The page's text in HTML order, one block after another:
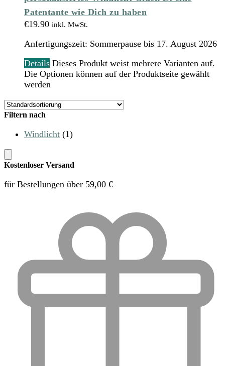
Patentante wie Dich zu haben
€19.90 inkl. MwSt.
Anfertigungszeit: Sommerpause bis 17. August 2026
Details Dieses Produkt weist mehrere Varianten auf.
Die Optionen können auf der Produktseite gewählt
werden
Filtern nach
Windlicht (1)
Kostenloser Versand
für Bestellungen über 59,00 €